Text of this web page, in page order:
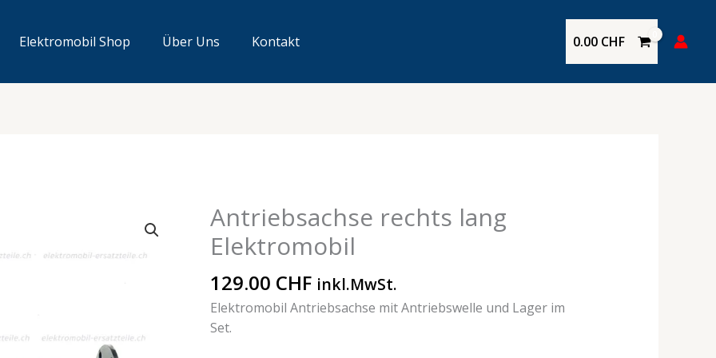
Elektromobil Shop Über Uns Kontakt 0.00 CHF
Antriebsachse rechts lang
Elektromobil
129.00 CHF inkl.MwSt.
Elektromobil Antriebsachse mit Antriebswelle und Lager im
Set.
Antriebsachse
rechts
lang
Menge